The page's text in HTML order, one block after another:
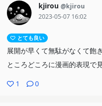
簡単に言えばアイは子供によ
タ芸のところの笑顔に関する
死に際に言う様に彼女には「
た。そして驚くべき水準で実
れなかったのは境遇から来る
物語上ファンサは嘘、子への
kjirou @kjirou
2023-05-07 16:02
とても良い
展開が早くて無駄がなくて飽
ところどころに漫画的表現で
1 0